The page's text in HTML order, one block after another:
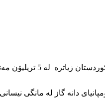
له‌ 5 تریلیۆن مه‌تر سێجا